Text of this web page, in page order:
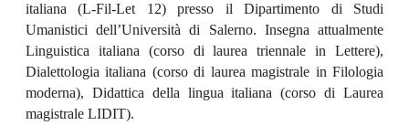
italiana (L-Fil-Let 12) presso il Dipartimento di Studi
Umanistici dell’Università di Salerno. Insegna attualmente
Linguistica italiana (corso di laurea triennale in Lettere),
Dialettologia italiana (corso di laurea magistrale in Filologia
moderna), Didattica della lingua italiana (corso di Laurea
magistrale LIDIT).